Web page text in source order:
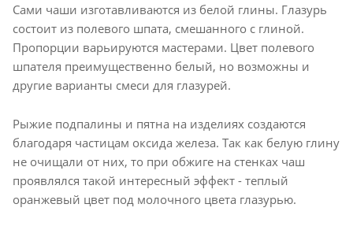
Сами чаши изготавливаются из белой глины. Глазурь
состоит из полевого шпата, смешанного с глиной.
Пропорции варьируются мастерами. Цвет полевого
шпателя преимущественно белый, но возможны и
другие варианты смеси для глазурей.
Рыжие подпалины и пятна на изделиях создаются
благодаря частицам оксида железа. Так как белую глину
не очищали от них, то при обжиге на стенках чаш
проявлялся такой интересный эффект - теплый
оранжевый цвет под молочного цвета глазурью.